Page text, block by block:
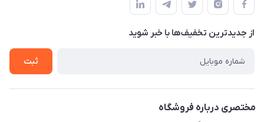
لیست محصولات
درباره ما
حریم خصوصی
راهنما
از جدید‌ترین تخفیف‌ها با‌ خبر شوید
ثبت
مختصری درباره فروشگاه